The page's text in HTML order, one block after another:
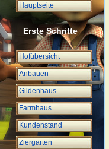
Hauptseite
Erste Schritte
Hofübersicht
Anbauen
Gildenhaus
Farmhaus
Kundenstand
Ziergarten